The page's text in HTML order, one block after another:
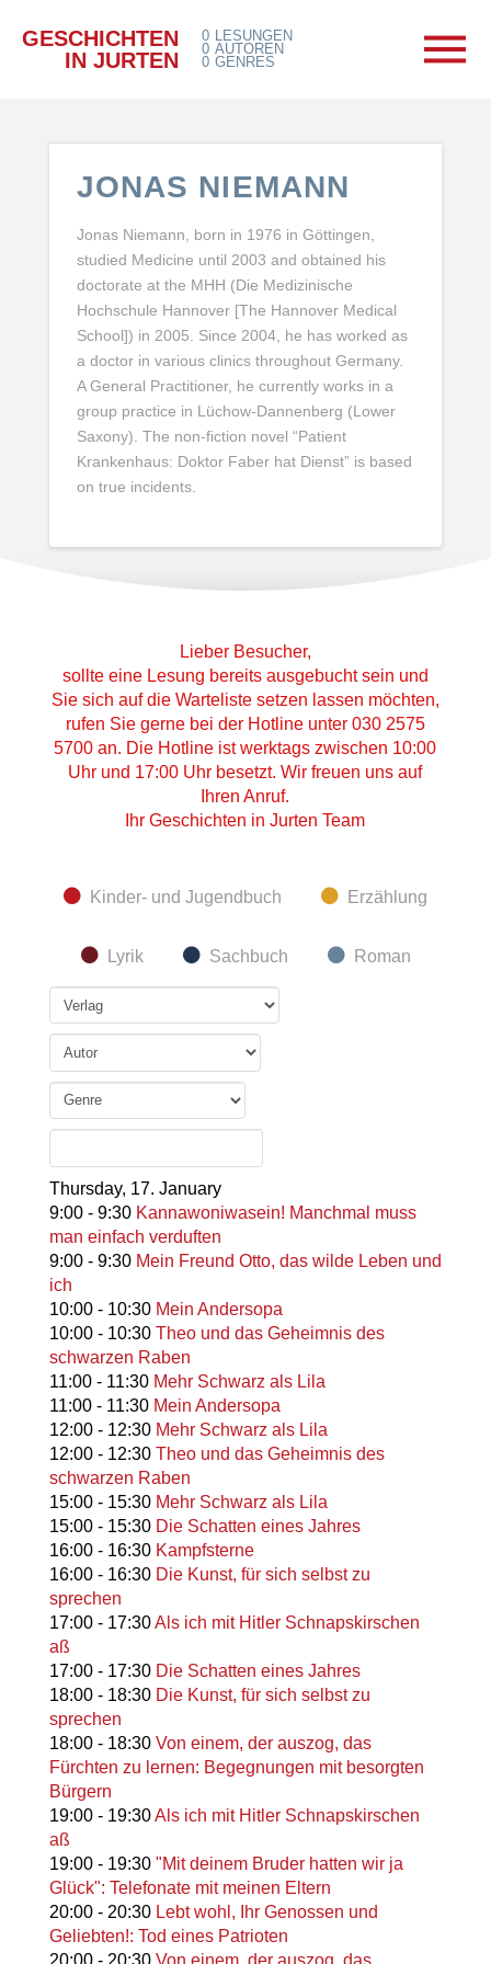
GESCHICHTEN
IN JURTEN
0
0
0
LESUNGEN
AUTOREN
GENRES
JONAS NIEMANN
Jonas Niemann, born in 1976 in Göttingen,
studied Medicine until 2003 and obtained his
doctorate at the MHH (Die Medizinische
Hochschule Hannover [The Hannover Medical
School]) in 2005. Since 2004, he has worked as
a doctor in various clinics throughout Germany.
A General Practitioner, he currently works in a
group practice in Lüchow-Dannenberg (Lower
Saxony). The non-fiction novel “Patient
Krankenhaus: Doktor Faber hat Dienst” is based
on true incidents.
Lieber Besucher,
sollte eine Lesung bereits ausgebucht sein und
Sie sich auf die Warteliste setzen lassen möchten,
rufen Sie gerne bei der Hotline unter 030 2575
5700 an. Die Hotline ist werktags zwischen 10:00
Uhr und 17:00 Uhr besetzt. Wir freuen uns auf
Ihren Anruf.
Ihr Geschichten in Jurten Team
Kinder- und Jugendbuch Erzählung
Lyrik Sachbuch Roman
Thursday, 17. January
9:00- 9:30 Kannawoniwasein! Manchmal muss
man einfach verduften
9:00- 9:30 Mein Freund Otto, das wilde Leben und
ich
10:00- 10:30 Mein Andersopa
10:00- 10:30 Theo und das Geheimnis des
schwarzen Raben
11:00- 11:30 Mehr Schwarz als Lila
11:00- 11:30 Mein Andersopa
12:00- 12:30 Mehr Schwarz als Lila
12:00- 12:30 Theo und das Geheimnis des
schwarzen Raben
15:00- 15:30 Mehr Schwarz als Lila
15:00- 15:30 Die Schatten eines Jahres
16:00- 16:30 Kampfsterne
16:00- 16:30 Die Kunst, für sich selbst zu
sprechen
17:00- 17:30Als ich mit Hitler Schnapskirschen
aß
17:00- 17:30 Die Schatten eines Jahres
18:00- 18:30 Die Kunst, für sich selbst zu
sprechen
18:00- 18:30 Von einem, der auszog, das
Fürchten zu lernen: Begegnungen mit besorgten
Bürgern
19:00- 19:30Als ich mit Hitler Schnapskirschen
aß
19:00- 19:30 "Mit deinem Bruder hatten wir ja
Glück": Telefonate mit meinen Eltern
20:00- 20:30 Lebt wohl, Ihr Genossen und
Geliebten!: Tod eines Patrioten
20:00- 20:30 Von einem, der auszog, das